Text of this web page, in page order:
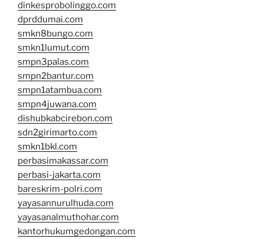
dinkesprobolinggo.com
dprddumai.com
smkn8bungo.com
smkn1lumut.com
smpn3palas.com
smpn2bantur.com
smpn1atambua.com
smpn4juwana.com
dishubkabcirebon.com
sdn2girimarto.com
smkn1bkl.com
perbasimakassar.com
perbasi-jakarta.com
bareskrim-polri.com
yayasannurulhuda.com
yayasanalmuthohar.com
kantorhukumgedongan.com